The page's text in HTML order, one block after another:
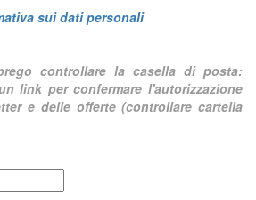
sui dati personali
controllare la casella di posta:
link per confermare l'autorizzazione
e delle offerte (controllare cartella